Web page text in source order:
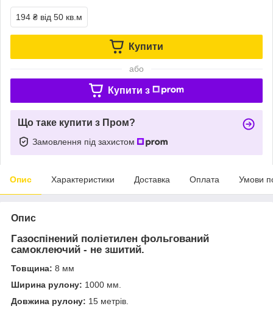
194 ₴ від 50 кв.м
Купити
або
Купити з
Що таке купити з Пром?
Замовлення під захистом
Опис Характеристики Доставка Оплата Умови
Опис
Газоспінений поліетилен фольгований
самоклеючий - не зшитий.
Товщина: 8 мм
Ширина рулону: 1000 мм.
Довжина рулону: 15 метрів.